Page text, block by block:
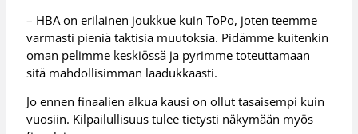
– HBA on erilainen joukkue kuin ToPo, joten teemme
varmasti pieniä taktisia muutoksia. Pidämme kuitenkin
oman pelimme keskiössä ja pyrimme toteuttamaan
sitä mahdollisimman laadukkaasti.
Jo ennen finaalien alkua kausi on ollut tasaisempi kuin
vuosiin. Kilpailullisuus tulee tietysti näkymään myös